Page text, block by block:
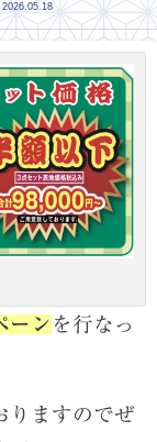
2026.05.18
ーン を行なっ
りますのでぜ